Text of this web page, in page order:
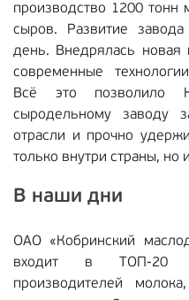
производство 1200 тонн
сыров. Развитие
день. Внедрялась новая
современные
Всё это позволило
сыродельному заводу
отрасли и прочно
только внутри страны, но
В наши дни
ОАО «Кобринский
входит в ТОП-20
производителей